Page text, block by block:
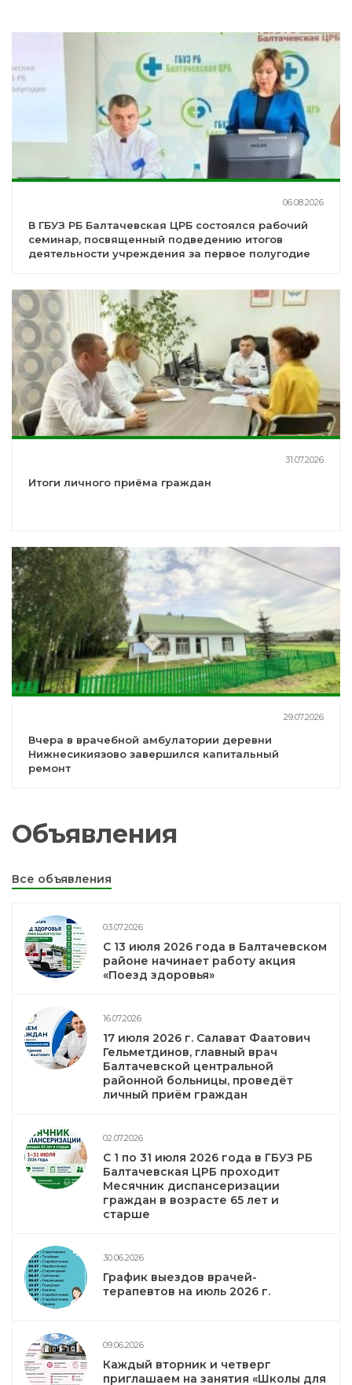
06.08.2026
В ГБУЗ РБ Балтачевская ЦРБ состоялся рабочий
семинар, посвященный подведению итогов
деятельности учреждения за первое полугодие
31.07.2026
Итоги личного приёма граждан
29.07.2026
Вчера в врачебной амбулатории деревни
Нижнесикиязово завершился капитальный
ремонт
Объявления
Все объявления
03.07.2026
С 13 июля 2026 года в Балтачевском
районе начинает работу акция
«Поезд здоровья»
16.07.2026
17 июля 2026 г. Салават Фаатович
Гельметдинов, главный врач
Балтачевской центральной
районной больницы, проведёт
личный приём граждан
02.07.2026
С 1 по 31 июля 2026 года в ГБУЗ РБ
Балтачевская ЦРБ проходит
Месячник диспансеризации
граждан в возрасте 65 лет и
старше
30.06.2026
График выездов врачей-
терапевтов на июль 2026 г.
09.06.2026
Каждый вторник и четверг
приглашаем на занятия «Школы для